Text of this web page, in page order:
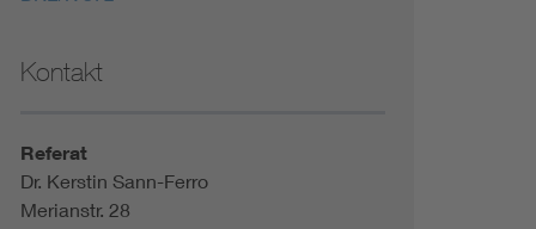
Kontakt
Referat
Dr. Kerstin Sann-Ferro
Merianstr. 28